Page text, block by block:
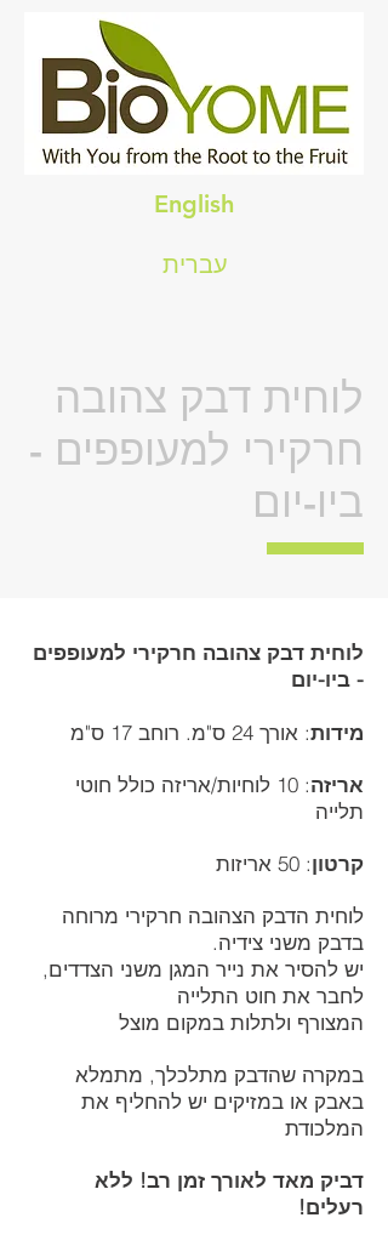
English
עברית
לוחית דבק צהובה
חרקירי למעופפים -
ביו-יום
לוחית דבק צהובה חרקירי למעופפים
- ביו-יום
מידות: אורך 24 ס"מ. רוחב 17 ס"מ
אריזה
: 10 לוחיות/אריזה כולל חוטי
תלייה
קרטון: 50 אריזות
לוחית הדבק הצהובה חרקירי מרוחה
בדבק משני צידיה.
יש להסיר את נייר המגן משני הצדדים,
לחבר את חוט התלייה
המצורף ולתלות במקום מוצל
במקרה שהדבק מתלכלך, מתמלא
באבק או במזיקים יש להחליף את
המלכודת
דביק מאד לאורך זמן רב! ללא
רעלים!